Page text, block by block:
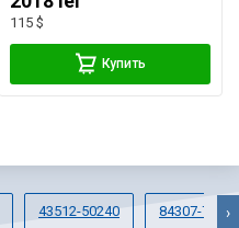
115 $
Купить
43512-50240 84307-76020
›